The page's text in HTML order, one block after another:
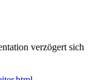
verzögert sich